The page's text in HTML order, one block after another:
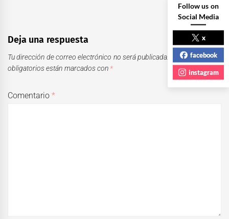
Deja una respuesta
Tu dirección de correo electrónico no será publicada.
Los campos
obligatorios están marcados con *
Comentario*
Follow us on
Social Media
x
facebook
instagram